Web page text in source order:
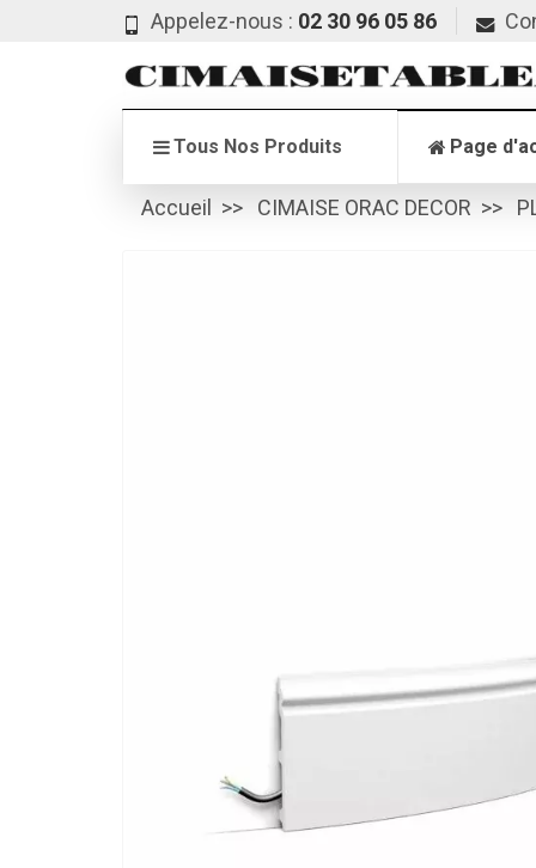
Appelez-nous : 02 30 96 05 86
Tous Nos Produits Page
Accueil CIMAISE ORAC DECOR